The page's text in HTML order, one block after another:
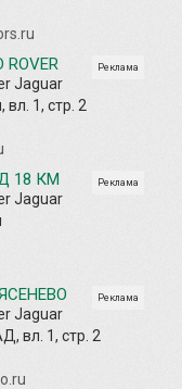
Реклама
Jaguar
1, стр. 2
Реклама
18 КМ
Jaguar
Реклама
Jaguar
вл. 1, стр. 2